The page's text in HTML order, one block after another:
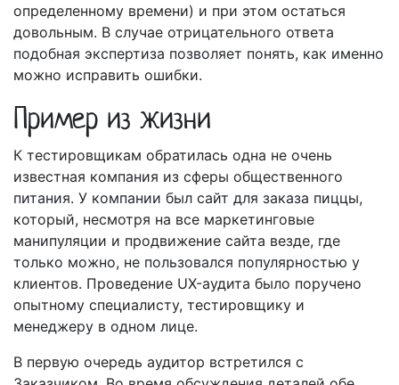
определенному времени) и при этом остаться
довольным. В случае отрицательного ответа
подобная экспертиза позволяет понять, как именно
можно исправить ошибки.
Пример из жизни
К тестировщикам обратилась одна не очень
известная компания из сферы общественного
питания. У компании был сайт для заказа пиццы,
который, несмотря на все маркетинговые
манипуляции и продвижение сайта везде, где
только можно, не пользовался популярностью у
клиентов. Проведение UX-аудита было поручено
опытному специалисту, тестировщику и
менеджеру в одном лице.
В первую очередь аудитор встретился с